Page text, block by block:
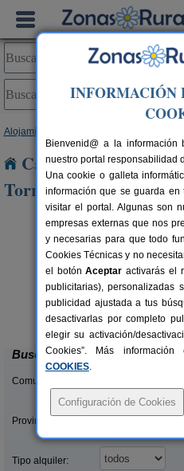
Alojamientos
Casas Rurales
Torre
Casa La
San Vicente de
Buscar
Comunidades:
Provincias/Islas:
Tipo alquiler:
INFORMACIÓN
Bienvenid@ a la
nuestro portal responsabilidad
Una cookie o galleta
información que se guarda en
visitar el portal. Algunas son
empresas externas que nos
y necesarias para que todo
Cookies Técnicas y no
el botónAceptar activarás el
publicitarias), personalizadas
publicidad ajustada a tus
desactivarlas por completo
elegir su activación/
Cookies”. Más
COOKIES.